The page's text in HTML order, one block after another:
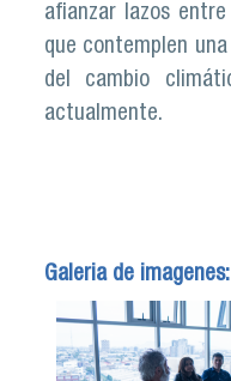
afianzar lazos
que contemplen
del cambio
actualmente.
Galeria de imagenes: